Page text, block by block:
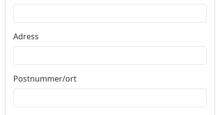
Adress
Postnummer/ort